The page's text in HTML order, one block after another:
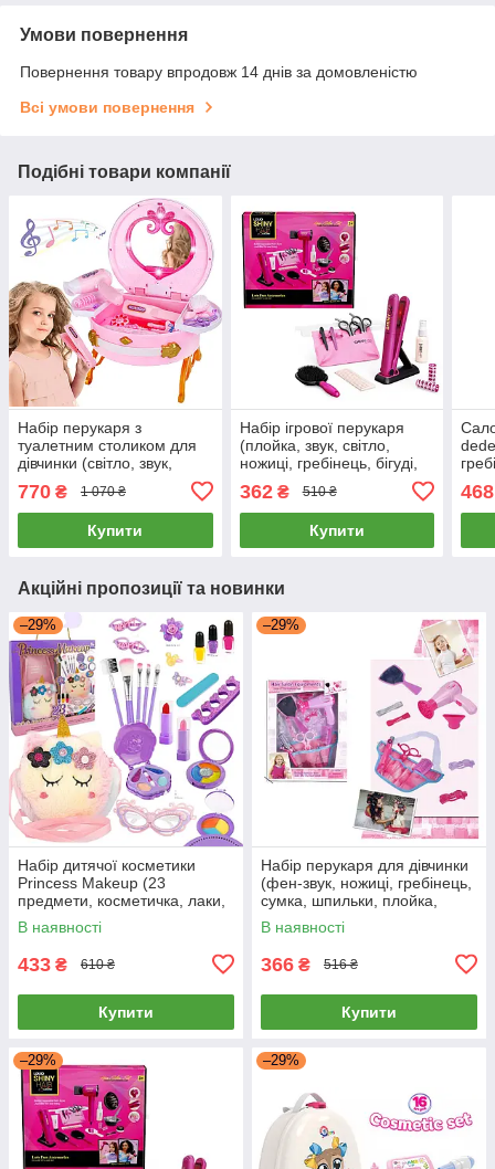
Умови повернення
Повернення товару впродовж 14 днів за домовленістю
Всі умови повернення
Подібні товари компанії
Набір перукаря з
туалетним столиком для
дівчинки (світло, звук,
дзеркало, фен, аксесуари)
0807-36
770 ₴ 1 070 ₴
Купити
Набір ігрової перукаря
(плойка, звук, світло,
ножиці, гребінець, бігуді,
626031
362₴ 510 ₴
Купити
468
Акційні пропозиції та новинки
–29%
Набір дитячої косметики
Princess Makeup (23
предмети, косметичка, лаки,
тіні, помади, пензлики,
брошка) G541714-SR24109
В наявності
433 ₴ 610 ₴
Купити
–29%
Набір перукаря для дівчинки
(фен-звук, ножиці, гребінець,
сумка, шпильки, плойка,
стрічки) BE2303
В наявності
366 ₴ 516 ₴
Купити
–29% –29%